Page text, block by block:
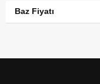
Baz Fiyatı